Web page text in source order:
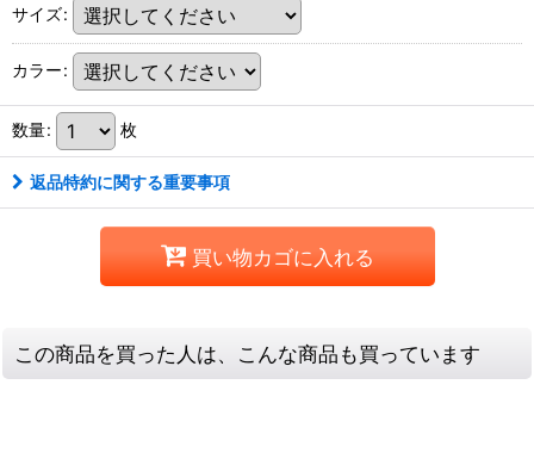
サイズ:
カラー:
数量: 枚
返品特約に関する重要事項
買い物カゴに入れる
この商品を買った人は、こんな商品も買っています